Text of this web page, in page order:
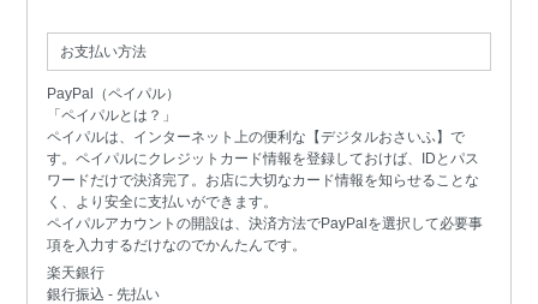
お支払い方法
PayPal（ペイパル）
「ペイパルとは？」
ペイパルは、インターネット上の便利な【デジタルおさいふ】で
す。ペイパルにクレジットカード情報を登録しておけば、IDとパス
ワードだけで決済完了。お店に大切なカード情報を知らせることな
く、より安全に支払いができます。
ペイパルアカウントの開設は、決済方法でPayPalを選択して必要事
項を入力するだけなのでかんたんです。
楽天銀行
銀行振込 - 先払い